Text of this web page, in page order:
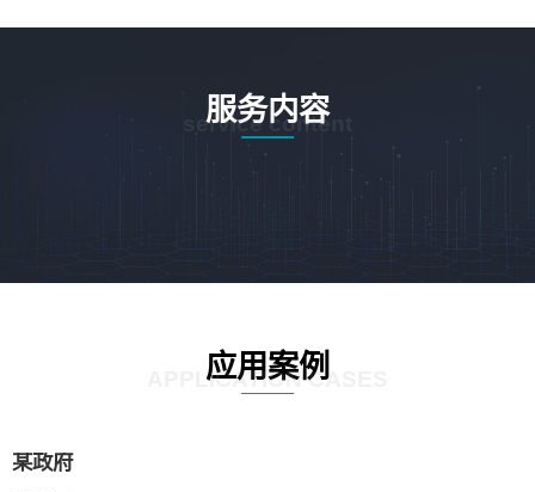
服务内容
service content
应用案例
APPLICATION CASES
某政府